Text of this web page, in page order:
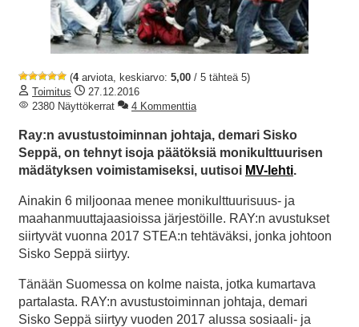
(4arviota, keskiarvo: 5,00 / 5 tähteä 5)
Toimitus
27.12.2016
2380 Näyttökerrat
4 Kommenttia
Ray:n avustustoiminnan johtaja, demari Sisko
Seppä, on tehnyt isoja päätöksiä monikulttuurisen
mädätyksen voimistamiseksi, uutisoi MV-lehti.
Ainakin 6 miljoonaa menee monikulttuurisuus- ja
maahanmuuttajaasioissa järjestöille. RAY:n avustukset
siirtyvät vuonna 2017 STEA:n tehtäväksi, jonka johtoon
Sisko Seppä siirtyy.
Tänään Suomessa on kolme naista, jotka kumartava
partalasta. RAY:n avustustoiminnan johtaja, demari
Sisko Seppä siirtyy vuoden 2017 alussa sosiaali- ja